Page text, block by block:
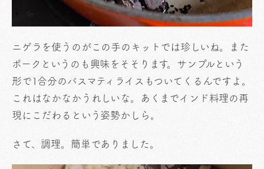
ニゲラを使うのがこの手のキットでは珍しいね。また
ポークというのも興味をそそります。サンプルという
形で1合分のバスマティライスもついてくるんですよ。
これはなかなかうれしいな。あくまでインド料理の再
現にこだわるという姿勢かしら。
さて、調理。簡単でありました。